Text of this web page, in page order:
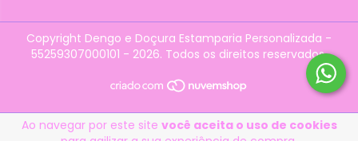
Ao navegar por este site você aceita o uso de cookies
Copyright Dengo e Doçura Estamparia Personalizada -
55259307000101 - 2026. Todos os direitos reservados.